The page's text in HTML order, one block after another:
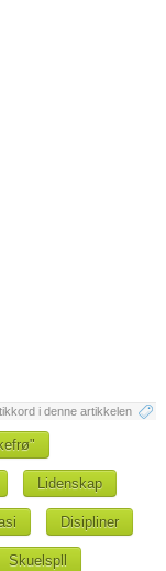
i denne artikkelen
Lidenskap
Disipliner
Skuelspll